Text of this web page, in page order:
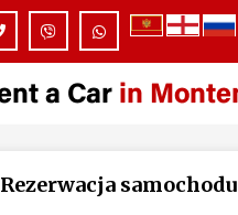
Rezerwacja samochodu